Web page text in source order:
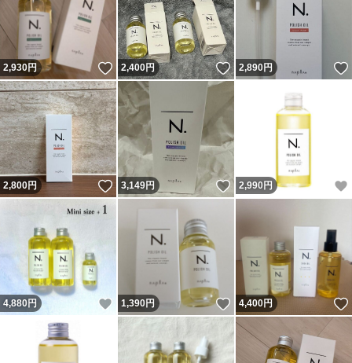
2,930円 いいね！
2,400円 いいね！
2,890円
2,800円 いいね！
3,149円 いいね！
2,990 円
4,880円 いいね！
1,390円 いいね！
4,400円